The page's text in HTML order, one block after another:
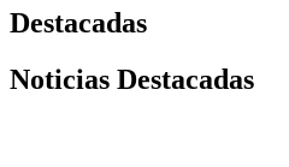
Destacadas
Noticias Destacadas